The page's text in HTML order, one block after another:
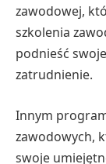
zawodowej,
szkolenia
podnieść
zatrudnienie.
Innym
zawodowych,
swoje